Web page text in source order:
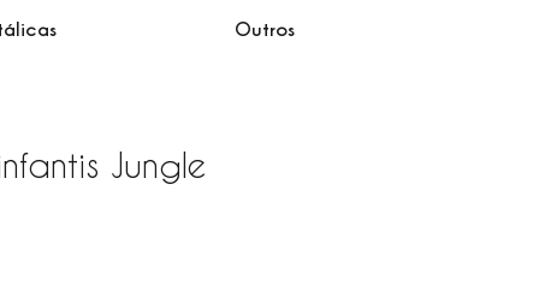
Outros
Jungle